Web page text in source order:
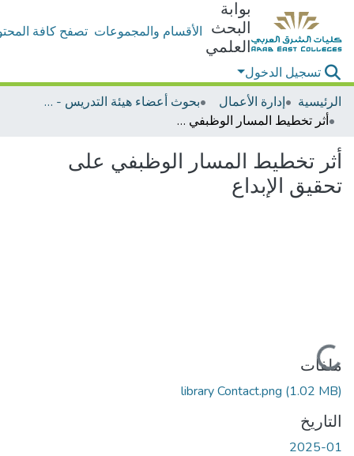
بوابة
البحث
العلمي
الأقسام والمجموعات تصفح كافة
تسجيل الدخول
الرئيسية
إدارة الأعمال
بحوث أعضاء هيئة التدريس - إدارة الأعمال
أثر تخطيط المسار الوظبفي على تحقيق الإبداع
أثر تخطيط المسار الوظبفي على
تحقيق الإبداع
جاري التحميل...
ملفات
library Contact.png (1.02 MB)
التاريخ
2025-01